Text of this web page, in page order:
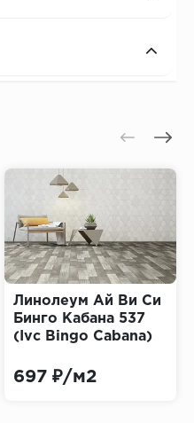
Линолеум Ай Ви Си
Бинго Кабана 537
(Ivc Bingo Cabana)
697 ₽/м2